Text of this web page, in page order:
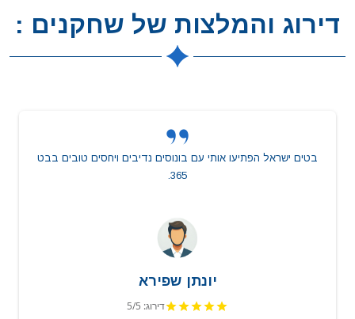
דירוג והמלצות של שחקנים :
בטים ישראל הפתיעו אותי עם בונוסים נדיבים ויחסים טובים בבט
365.
יונתן שפירא
דירוג: 5/5